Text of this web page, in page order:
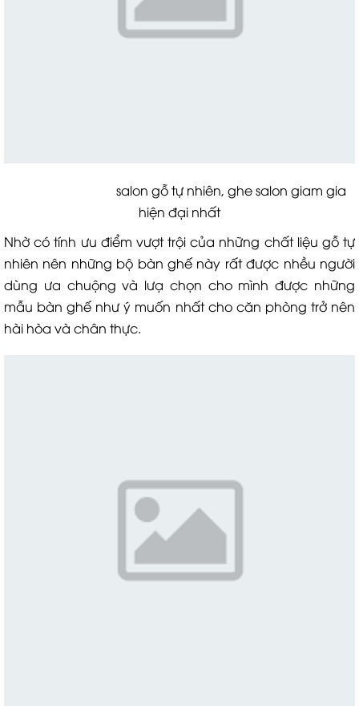
salon gỗ tự nhiên, ghe salon giam gia
hiện đại nhất
Nhờ có tính ưu điểm vượt trội của những chất liệu gỗ tự
nhiên nên những bộ bàn ghế này rất được nhều người
dùng ưa chuộng và lưạ chọn cho mình được những
mẫu bàn ghế như ý muốn nhất cho căn phòng trở nên
hài hòa và chân thực.